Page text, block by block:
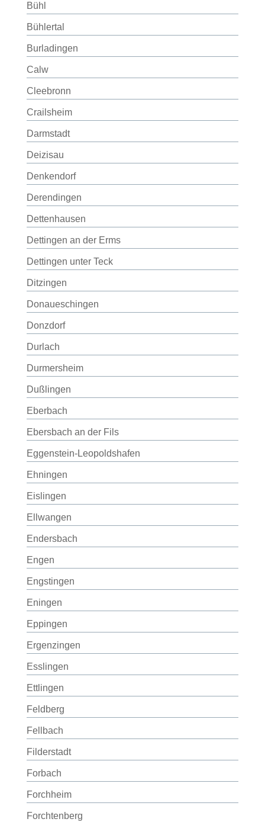
Bühl
Bühlertal
Burladingen
Calw
Cleebronn
Crailsheim
Darmstadt
Deizisau
Denkendorf
Derendingen
Dettenhausen
Dettingen an der Erms
Dettingen unter Teck
Ditzingen
Donaueschingen
Donzdorf
Durlach
Durmersheim
Dußlingen
Eberbach
Ebersbach an der Fils
Eggenstein-Leopoldshafen
Ehningen
Eislingen
Ellwangen
Endersbach
Engen
Engstingen
Eningen
Eppingen
Ergenzingen
Esslingen
Ettlingen
Feldberg
Fellbach
Filderstadt
Forbach
Forchheim
Forchtenberg